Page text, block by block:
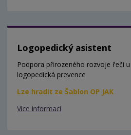
Logopedický asistent
Podpora přirozeného rozvoje řeči
logopedická prevence
Lze hradit ze Šablon OP JAK
Více informací